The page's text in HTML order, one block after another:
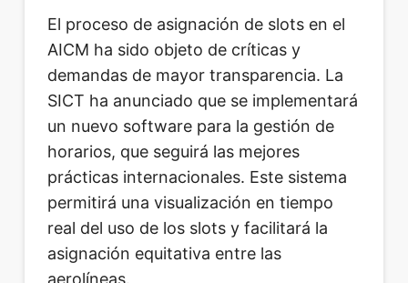
El proceso de asignación de slots en el
AICM ha sido objeto de críticas y
demandas de mayor transparencia. La
SICT ha anunciado que se implementará
un nuevo software para la gestión de
horarios, que seguirá las mejores
prácticas internacionales. Este sistema
permitirá una visualización en tiempo
real del uso de los slots y facilitará la
asignación equitativa entre las